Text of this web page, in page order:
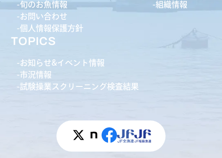
旬のお魚情報
お問い合わせ
個人情報保護方針
組織情報
TOPICS
お知らせ&イベント情報
市況情報
試験操業スクリーニング検査結果